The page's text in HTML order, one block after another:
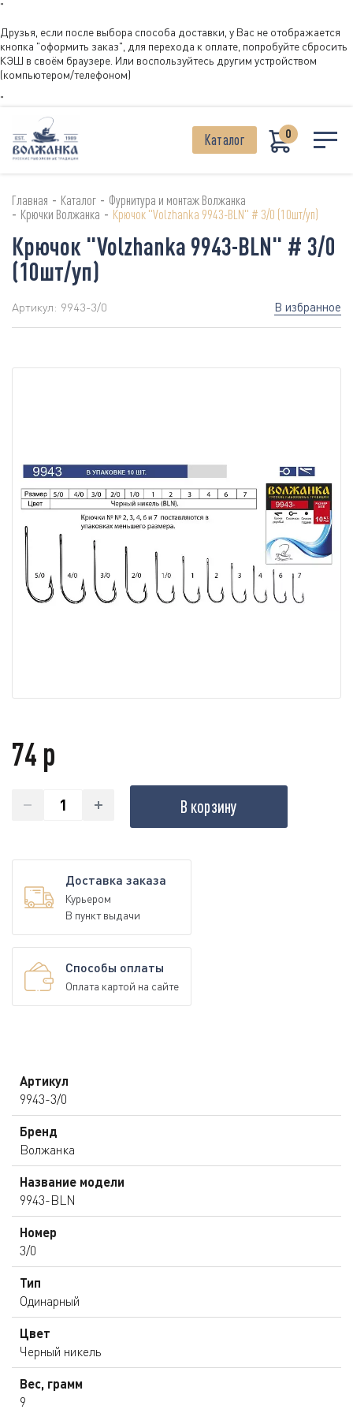
"
Друзья, если после выбора способа доставки, у Вас не отображается
кнопка "оформить заказ", для перехода к оплате, попробуйте сбросить
КЭШ в своём браузере. Или воспользуйтесь другим устройством
(компьютером/телефоном)
"
Каталог 0
Главная - Каталог - Фурнитура и монтаж Волжанка
- Крючки Волжанка - Крючок "Volzhanka 9943-BLN" # 3/0 (10шт/уп)
Крючок "Volzhanka 9943-BLN" # 3/0
(10шт/уп)
Артикул: 9943-3/0 В избранное
74 р
В корзину
Доставка заказа
Курьером
В пункт выдачи
Способы оплаты
Оплата картой на сайте
Артикул
9943-3/0
Бренд
Волжанка
Название модели
9943-BLN
Номер
3/0
Тип
Одинарный
Цвет
Черный никель
Вес, грамм
9